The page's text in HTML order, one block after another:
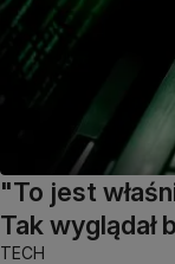
"To jest
Tak wyglądał
TECH